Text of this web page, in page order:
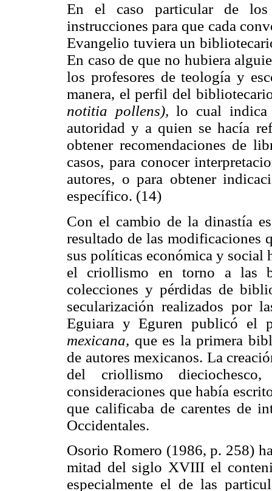
En el caso particular de los
instrucciones para que cada
Evangelio tuviera un
En caso de que no hubiera
los profesores de teología y
manera, el perfil del
notitia pollens),lo cual indica
autoridad y a quien se hacía
obtener recomendaciones de
casos, para conocer
autores, o para obtener
específico. (14)
Con el cambio de la dinastía
resultado de las modificaciones
sus políticas económica y social
el criollismo en torno a las
colecciones y pérdidas de
secularización realizados por
Eguiara y Eguren publicó el
mexicana, que es la primera
de autores mexicanos. La
del criollismo
consideraciones que había
que calificaba de carentes de
Occidentales.
Osorio Romero (1986, p. 258)
mitad del siglo XVIII el
especialmente el de las